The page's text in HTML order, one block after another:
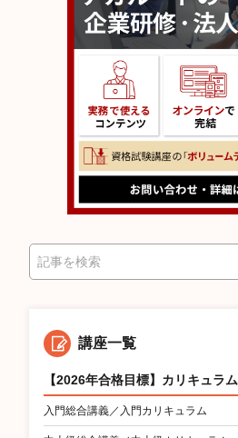
索
講座一覧
【2026年合格目標】カリキュラム
入門総合講義／入門カリキュラム